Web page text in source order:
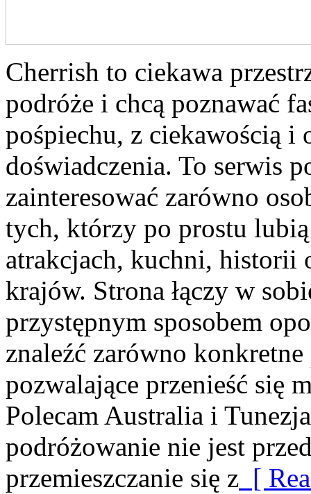
Cherrish to ciekawa
podróże i chcą poznawać
pośpiechu, z ciekawością i
doświadczenia. To serwis
zainteresować zarówno
tych, którzy po prostu
atrakcjach, kuchni, historii
krajów. Strona łączy w
przystępnym sposobem
znaleźć zarówno
pozwalające przenieść się
Polecam Australia i
podróżowanie nie jest
przemieszczanie się z [